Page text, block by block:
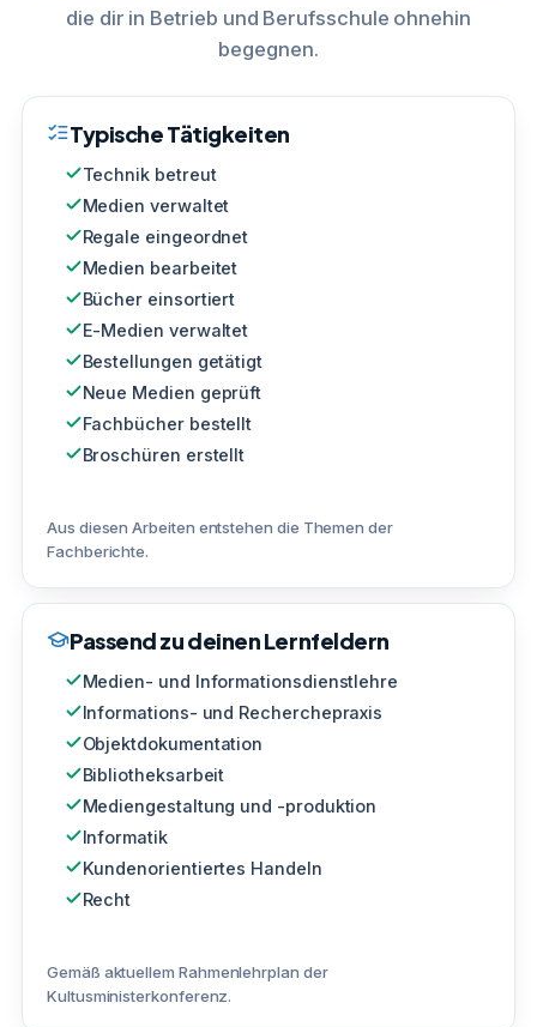
die dir in Betrieb und Berufsschule ohnehin
begegnen.
Typische Tätigkeiten
Technik betreut
Medien verwaltet
Regale eingeordnet
Medien bearbeitet
Bücher einsortiert
E-Medien verwaltet
Bestellungen getätigt
Neue Medien geprüft
Fachbücher bestellt
Broschüren erstellt
Aus diesen Arbeiten entstehen die Themen der
Fachberichte.
Passend zu deinen Lernfeldern
Medien- und Informationsdienstlehre
Informations- und Recherchepraxis
Objektdokumentation
Bibliotheksarbeit
Mediengestaltung und -produktion
Informatik
Kundenorientiertes Handeln
Recht
Gemäß aktuellem Rahmenlehrplan der
Kultusministerkonferenz.